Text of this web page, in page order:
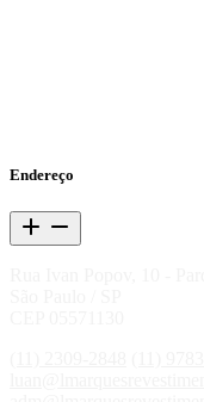
Endereço